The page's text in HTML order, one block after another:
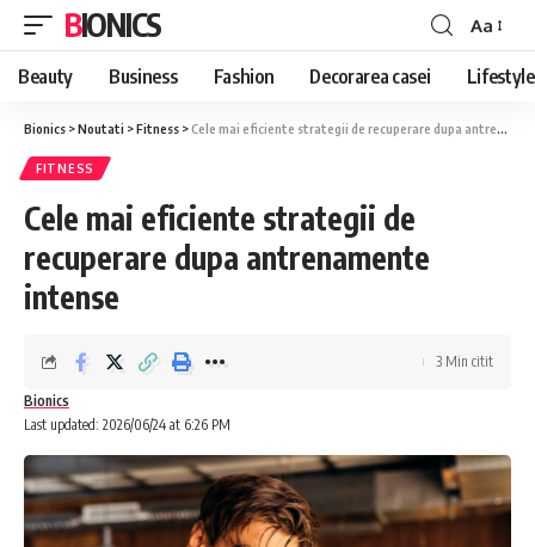
BIONICS
Font
Resizer
Aa
Beauty Business Fashion Decorarea casei Lifestyle
Bionics >Noutati >Fitness >Cele mai eficiente strategii de recuperare dupa antrenamente intense
FITNESS
Cele mai eficiente strategii de
recuperare dupa antrenamente
intense
Last updated: 2026/06/24 at 6:26 PM
Bionics
3 Min citit